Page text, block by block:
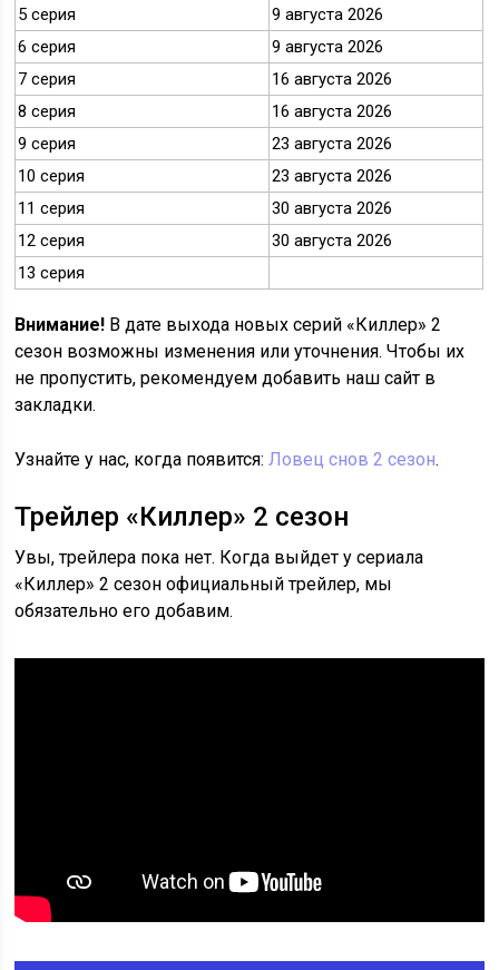
5 серия
9 августа 2026
6 серия
9 августа 2026
7 серия
16 августа 2026
8 серия
16 августа 2026
9 серия
23 августа 2026
10 серия
23 августа 2026
11 серия
30 августа 2026
12 серия
30 августа 2026
13 серия
Внимание! В дате выхода новых серий «Киллер» 2
сезон возможны изменения или уточнения. Чтобы их
не пропустить, рекомендуем добавить наш сайт в
закладки.
Узнайте у нас, когда появится:Ловец снов 2 сезон.
Трейлер «Киллер» 2 сезон
Увы, трейлера пока нет. Когда выйдет у сериала
«Киллер» 2 сезон официальный трейлер, мы
обязательно его добавим.